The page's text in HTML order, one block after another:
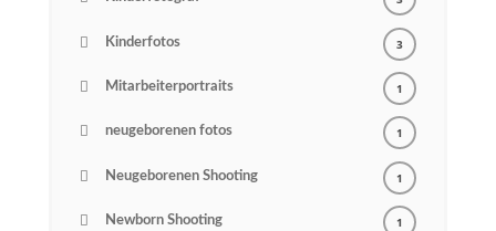
Kinderfotos 3
Mitarbeiterportraits 1
neugeborenen fotos 1
Neugeborenen Shooting 1
Newborn Shooting 1